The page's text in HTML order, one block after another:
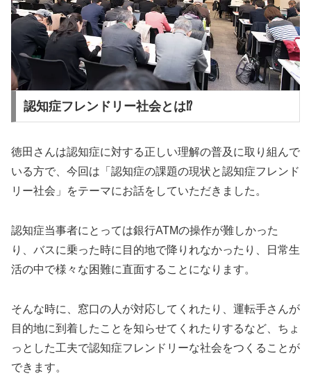
認知症フレンドリー社会とは⁉︎
徳田さんは認知症に対する正しい理解の普及に取り組んで
いる方で、今回は「認知症の課題の現状と認知症フレンド
リー社会」をテーマにお話をしていただきました。
認知症当事者にとっては銀行ATMの操作が難しかった
り、バスに乗った時に目的地で降りれなかったり、日常生
活の中で様々な困難に直面することになります。
そんな時に、窓口の人が対応してくれたり、運転手さんが
目的地に到着したことを知らせてくれたりするなど、ちょ
っとした工夫で認知症フレンドリーな社会をつくることが
できます。